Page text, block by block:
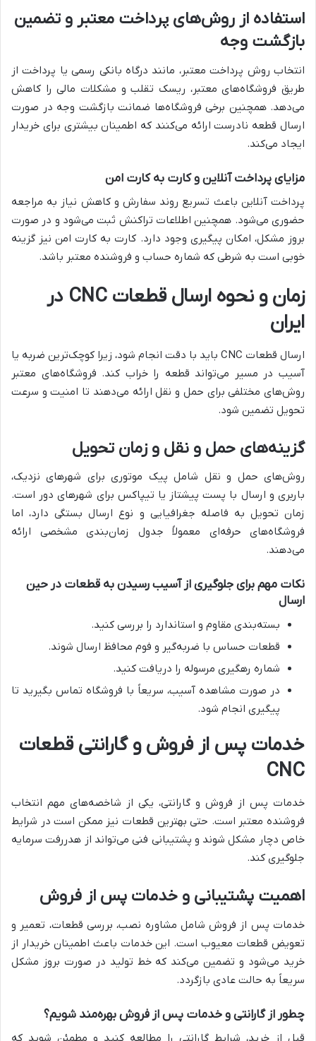
استفاده از روش‌های پرداخت معتبر و تضمین
بازگشت وجه
انتخاب روش پرداخت معتبر، مانند درگاه بانکی رسمی یا پرداخت از
طریق فروشگاه‌های معتبر، ریسک تقلب و مشکلات مالی را کاهش
می‌دهد. همچنین برخی فروشگاه‌ها ضمانت بازگشت وجه در صورت
ارسال قطعه نادرست ارائه می‌کنند که اطمینان بیشتری برای خریدار
ایجاد می‌کند.
مزایای پرداخت آنلاین و کارت به کارت امن
پرداخت آنلاین باعث تسریع روند سفارش و کاهش نیاز به مراجعه
حضوری می‌شود. همچنین اطلاعات تراکنش ثبت می‌شود و در صورت
بروز مشکل، امکان پیگیری وجود دارد. کارت به کارت امن نیز گزینه
خوبی است به شرطی که شماره حساب و فروشنده معتبر باشد.
زمان و نحوه ارسال قطعات CNC در
ایران
ارسال قطعات CNC باید با دقت انجام شود، زیرا کوچک‌ترین ضربه یا
آسیب در مسیر می‌تواند قطعه را خراب کند. فروشگاه‌های معتبر
روش‌های مختلفی برای حمل و نقل ارائه می‌دهند تا امنیت و سرعت
تحویل تضمین شود.
گزینه‌های حمل و نقل و زمان تحویل
روش‌های حمل و نقل شامل پیک موتوری برای شهرهای نزدیک،
باربری و ارسال با پست پیشتاز یا تیپاکس برای شهرهای دور است.
زمان تحویل به فاصله جغرافیایی و نوع ارسال بستگی دارد، اما
فروشگاه‌های حرفه‌ای معمولاً جدول زمان‌بندی مشخصی ارائه
می‌دهند.
نکات مهم برای جلوگیری از آسیب رسیدن به قطعات در حین
ارسال
بسته‌بندی مقاوم و استاندارد را بررسی کنید.
قطعات حساس با ضربه‌گیر و فوم محافظ ارسال شوند.
شماره رهگیری مرسوله را دریافت کنید.
در صورت مشاهده آسیب، سریعاً با فروشگاه تماس بگیرید تا
پیگیری انجام شود.
خدمات پس از فروش و گارانتی قطعات
CNC
خدمات پس از فروش و گارانتی، یکی از شاخصه‌های مهم انتخاب
فروشنده معتبر است. حتی بهترین قطعات نیز ممکن است در شرایط
خاص دچار مشکل شوند و پشتیبانی فنی می‌تواند از هدررفت سرمایه
جلوگیری کند.
اهمیت پشتیبانی و خدمات پس از فروش
خدمات پس از فروش شامل مشاوره نصب، بررسی قطعات، تعمیر و
تعویض قطعات معیوب است. این خدمات باعث اطمینان خریدار از
خرید می‌شود و تضمین می‌کند که خط تولید در صورت بروز مشکل
سریعاً به حالت عادی بازگردد.
چطور از گارانتی و خدمات پس از فروش بهره‌مند شویم؟